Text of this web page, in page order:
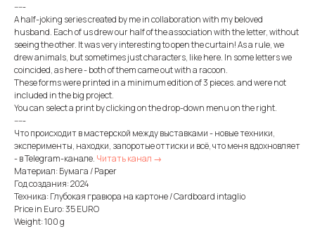
-----
A half-joking series created by me in collaboration with my beloved
husband. Each of us drew our half of the association with the letter, without
seeing the other. It was very interesting to open the curtain! As a rule, we
drew animals, but sometimes just characters, like here. In some letters we
coincided, as here - both of them came out with a racoon.
These forms were printed in a minimum edition of 3 pieces. and were not
included in the big project.
You can select a print by clicking on the drop-down menu on the right.
-----
Что происходит в мастерской между выставками - новые техники,
эксперименты, находки, запоротые оттиски и всё, что меня вдохновляет
- в Telegram-канале. Читать канал →
Материал: Бумага / Paper
Год создания: 2024
Техника: Глубокая гравюра на картоне / Cardboard intaglio
Price in Euro: 35 EURO
Weight: 100 g